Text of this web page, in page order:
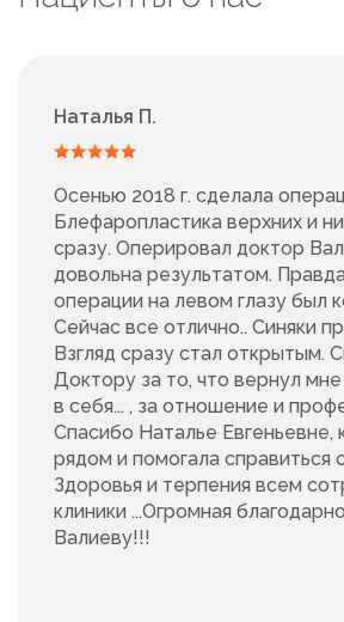
Наталья П.
Осенью 2018 г. сделала
Блефаропластика верхних и
сразу. Оперировал доктор
довольна результатом.
операции на левом глазу был
Сейчас все отлично.. Синяки
Взгляд сразу стал открытым.
Доктору за то, что вернул
в себя... , за отношение и
Спасибо Наталье Евгеньевне,
рядом и помогала справиться
Здоровья и терпения всем
клиники ...Огромная
Валиеву!!!